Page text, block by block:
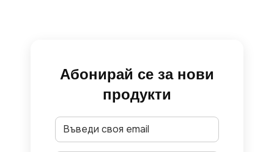
Абонирай се за нови
продукти